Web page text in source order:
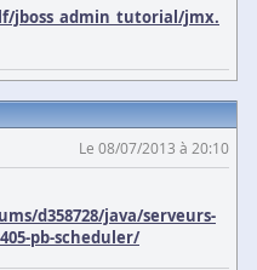
jboss_admin_tutorial/jmx.
Le 08/07/2013 à 20:10
d358728/java/serveurs-
pb-scheduler/